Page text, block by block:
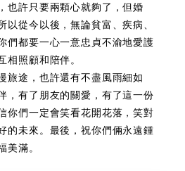
也許只要兩顆心就夠了，但婚
以從今以後，無論貧富、疾病、
們都要一心一意忠貞不渝地愛護
相照顧和陪伴。
旅途，也許還有不盡風雨細如
，有了朋友的關愛，有了這一份
你們一定會笑看花開花落，笑對
的未來。最後，祝你們倆永遠鍾
美滿。